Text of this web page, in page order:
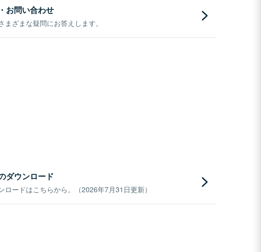
お問い合わせ
まざまな疑問にお答えします。
ダウンロード
ロードはこちらから。（2026年7月31日更新）